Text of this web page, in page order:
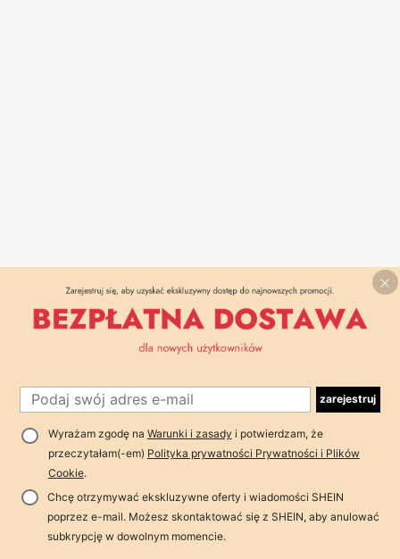
zarejestruj
Wyrażam zgodę na Warunki i zasady i potwierdzam, że
przeczytałam(-em) Polityka prywatności Prywatności i Plików
Cookie.
Chcę otrzymywać ekskluzywne oferty i wiadomości SHEIN
poprzez e-mail. Możesz skontaktować się z SHEIN, aby anulować
subkrypcję w dowolnym momencie.